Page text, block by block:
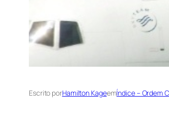
Escrito porHamilton KageemÍndice – Ordem